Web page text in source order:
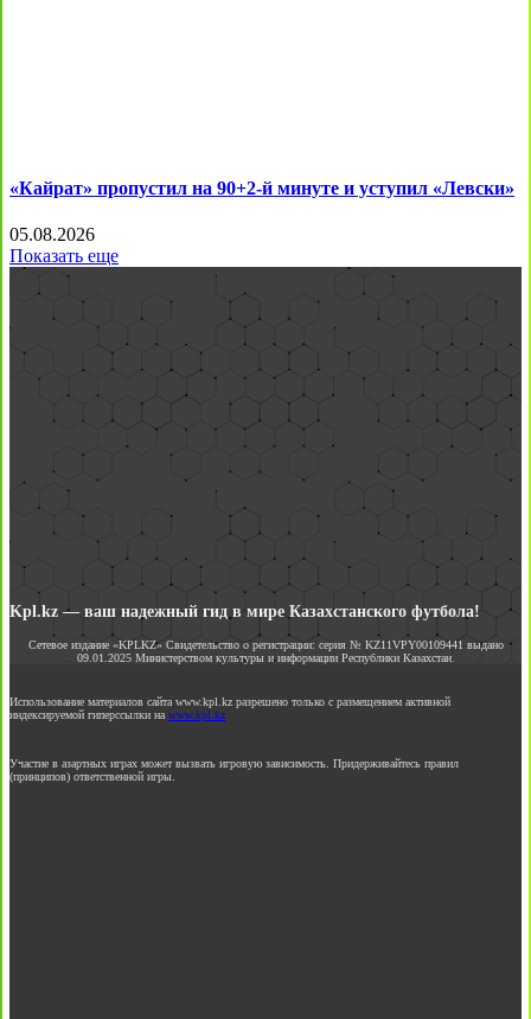
«Кайрат» пропустил на 90+2-й минуте и уступил «Левски»
05.08.2026
Показать еще
Kpl.kz — ваш надежный гид в мире Казахстанского футбола!
Сетевое издание «KPLKZ» Свидетельство о регистрации: серия № KZ11VPY00109441 выдано
09.01.2025 Министерством культуры и информации Республики Казахстан.
Использование материалов сайта www.kpl.kz разрешено только с размещением активной
индексируемой гиперссылки на www.kpl.kz
Участие в азартных играх может вызвать игровую зависимость. Придерживайтесь правил
(принципов) ответственной игры.